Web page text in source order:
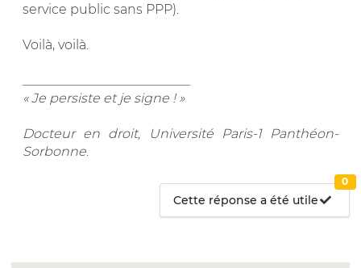
service public sans PPP).
Voilà, voilà.
« Je persiste et je signe ! »
Docteur en droit, Université Paris-1 Panthéon-
Sorbonne
Cette réponse a été utile
0